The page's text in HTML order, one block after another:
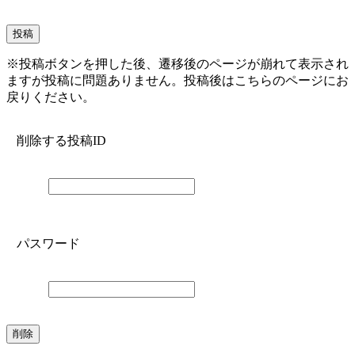
※投稿ボタンを押した後、遷移後のページが崩れて表示され
ますが投稿に問題ありません。投稿後はこちらのページにお
戻りください。
削除する投稿ID
パスワード